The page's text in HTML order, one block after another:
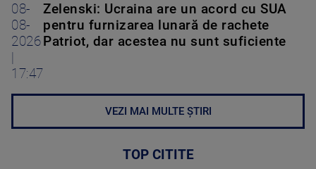
08-
08-
2026
|
17:47
Zelenski: Ucraina are un acord cu SUA
pentru furnizarea lunară de rachete
Patriot, dar acestea nu sunt suficiente
VEZI MAI MULTE ȘTIRI
TOP CITITE